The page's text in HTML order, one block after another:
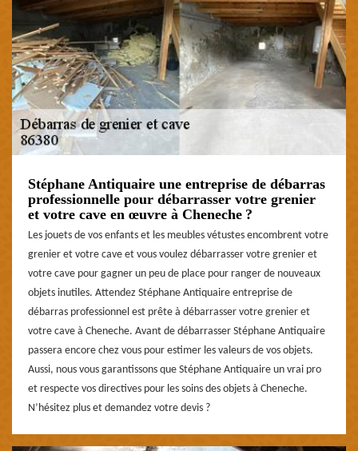
Stéphane Antiquaire une entreprise de débarras
professionnelle pour débarrasser votre grenier
et votre cave en œuvre à Cheneche ?
Les jouets de vos enfants et les meubles vétustes encombrent votre
grenier et votre cave et vous voulez débarrasser votre grenier et
votre cave pour gagner un peu de place pour ranger de nouveaux
objets inutiles. Attendez Stéphane Antiquaire entreprise de
débarras professionnel est prête à débarrasser votre grenier et
votre cave à Cheneche. Avant de débarrasser Stéphane Antiquaire
passera encore chez vous pour estimer les valeurs de vos objets.
Aussi, nous vous garantissons que Stéphane Antiquaire un vrai pro
et respecte vos directives pour les soins des objets à Cheneche.
N’hésitez plus et demandez votre devis ?